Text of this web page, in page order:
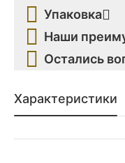
Упаковка
Наши
Остались
Характеристики